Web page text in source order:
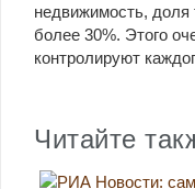
недвижимость, доля
более 30%. Этого
контролируют
Читайте